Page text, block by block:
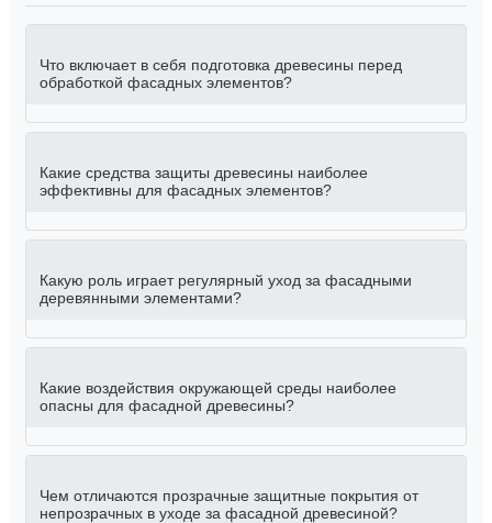
Что включает в себя подготовка древесины перед
обработкой фасадных элементов?
Какие средства защиты древесины наиболее
эффективны для фасадных элементов?
Какую роль играет регулярный уход за фасадными
деревянными элементами?
Какие воздействия окружающей среды наиболее
опасны для фасадной древесины?
Чем отличаются прозрачные защитные покрытия от
непрозрачных в уходе за фасадной древесиной?